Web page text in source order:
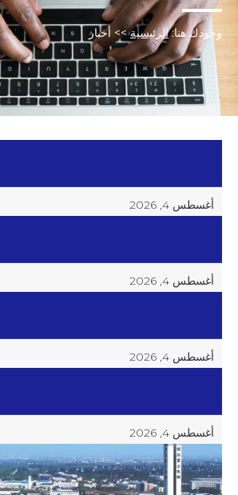
وجودك هنا:الرئيسية>> أخبار
أغسطس 4, 2026
أغسطس 4, 2026
أغسطس 4, 2026
أغسطس 4, 2026
دليل المصاعد التجارية لنقل الركاب